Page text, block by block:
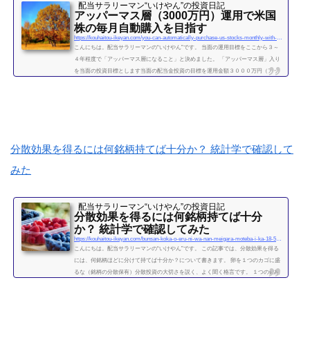
配当サラリーマン“いけやん”の投資日記 ​
アッパーマス層（3000万円）運用で米国
株の毎月自動購入を目指す
https://kouhaitou-ikeyan.com/you-can-automatically-purchase-us-stocks-monthly-with-upper-mass-management
こんにちは。配当サラリーマンの“いけやん”です。 当面の運用目標をここから３～
４年程度で「アッパーマス層になること」と決めました。 「アッパーマス層」入り
を当面の投資目標とします当面の配当金投資の目標を運用金額３０００万円（アッ
分散効果を得るには何銘柄持てば十分か？ 統計学で確認して
みた
配当サラリーマン“いけやん”の投資日記 ​
分散効果を得るには何銘柄持てば十分
か？ 統計学で確認してみた
https://kouhaitou-ikeyan.com/bunsan-koka-o-eru-ni-wa-nan-meigara-moteba-i-ka-18-5000-how-many-stocks-should-i-have-for-the-diversification-effect
こんにちは。配当サラリーマンの“いけやん”です。 この記事では、分散効果を得る
には、何銘柄ほどに分けて持てば十分か？について書きます。 卵を１つのカゴに盛
るな（銘柄の分散保有）分散投資の大切さを説く、よく聞く格言です。 １つの銘柄